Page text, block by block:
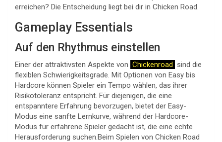
erreichen? Die Entscheidung liegt bei dir in Chicken Road.
Gameplay Essentials
Auf den Rhythmus einstellen
Einer der attraktivsten Aspekte von Chickenroad sind die
flexiblen Schwierigkeitsgrade. Mit Optionen von Easy bis
Hardcore können Spieler ein Tempo wählen, das ihrer
Risikotoleranz entspricht. Für diejenigen, die eine
entspanntere Erfahrung bevorzugen, bietet der Easy-
Modus eine sanfte Lernkurve, während der Hardcore-
Modus für erfahrene Spieler gedacht ist, die eine echte
Herausforderung suchen.Beim Spielen von Chicken Road